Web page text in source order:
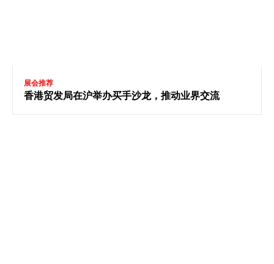
展会推荐
香港贸发局在沪举办买手沙龙，推动业界交流